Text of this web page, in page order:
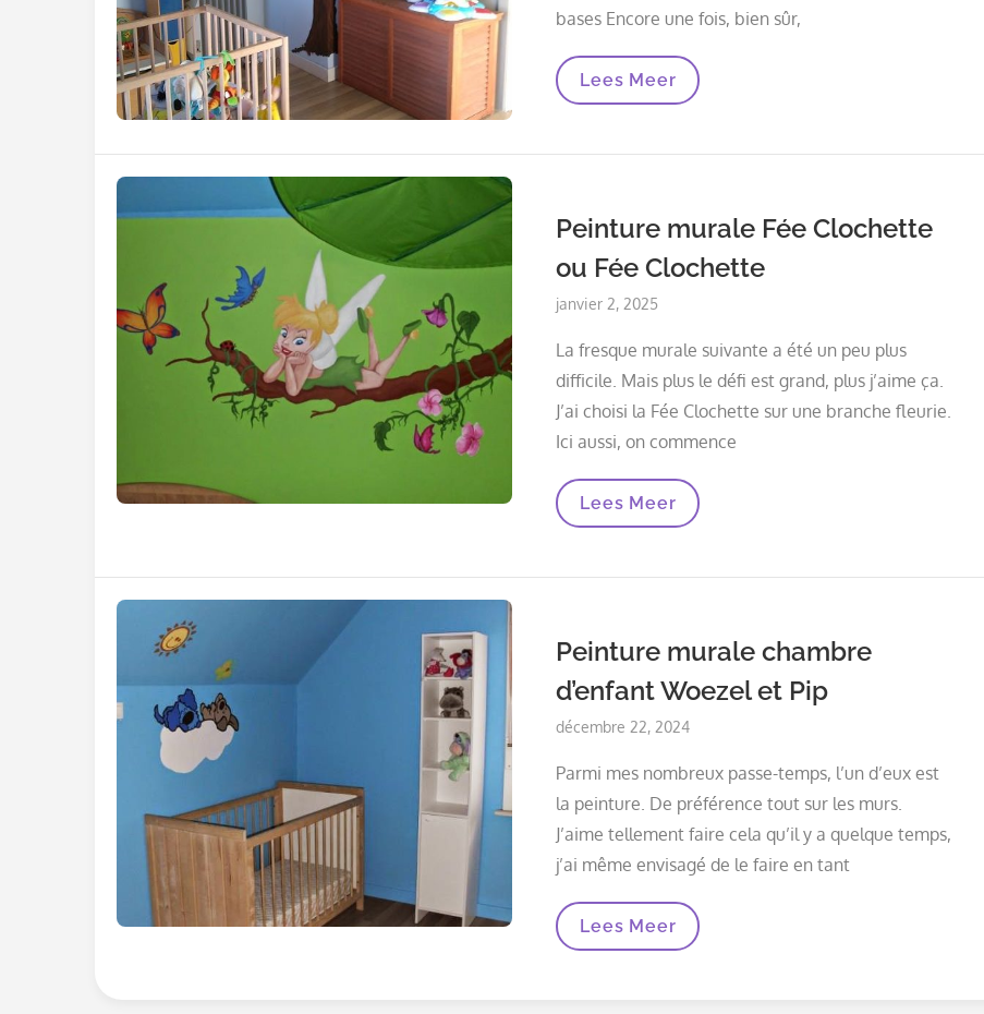
bases Encore une fois, bien sûr,
Arbre
Sur
Lees Meer
Peinture murale Fée Clochette
ou Fée Clochette
Posted
janvier 2, 2025
La fresque murale suivante a été un peu plus
difficile. Mais plus le défi est grand, plus j’aime ça.
J’ai choisi la Fée Clochette sur une branche fleurie.
Ici aussi, on commence
Peinture
Ou
Lees Meer
Peinture murale chambre
d’enfant Woezel et Pip
Posted
décembre 22, 2024
Parmi mes nombreux passe-temps, l’un d’eux est
la peinture. De préférence tout sur les murs.
J’aime tellement faire cela qu’il y a quelque temps,
j’ai même envisagé de le faire en tant
Peinture
Lees Meer